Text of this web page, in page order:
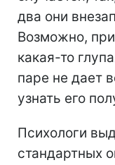
два они
Возможно,
какая-то
паре не дает
узнать его
Психологи
стандартных